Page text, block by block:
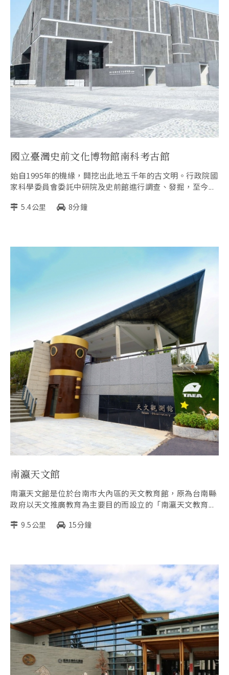
國立臺灣史前文化博物館南科考古館
始自1995年的機緣，開挖出此地五千年的古文明。行政院國
家科學委員會委託中研院及史前館進行調查、發掘，至今...
5.4公里 8分鐘
南瀛天文館
南瀛天文館是位於台南市大內區的天文教育館，原為台南縣
政府以天文推廣教育為主要目的而設立的「南瀛天文教育...
9.5公里 15分鐘